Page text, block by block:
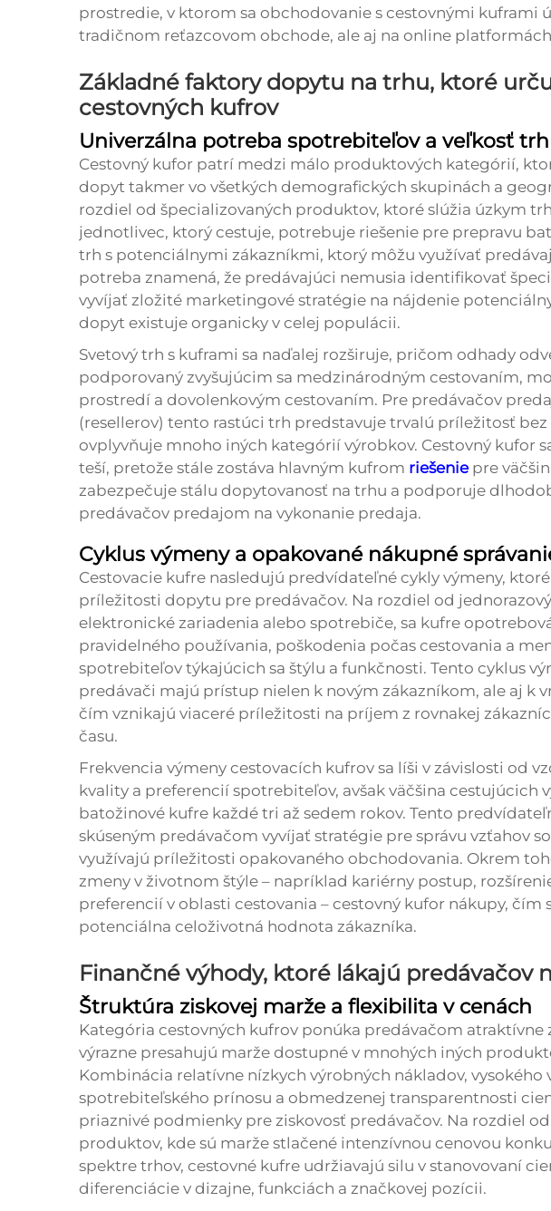
prostredie, v ktorom sa obchodovanie s cestovnými kuframi
tradičnom reťazcovom obchode, ale aj na online
Základné faktory dopytu na trhu, ktoré
cestovných kufrov
Univerzálna potreba spotrebiteľov a veľkosť
Cestovný kufor patrí medzi málo produktových kategórií,
dopyt takmer vo všetkých demografických skupinách a
rozdiel od špecializovaných produktov, ktoré slúžia úzkym
jednotlivec, ktorý cestuje, potrebuje riešenie pre prepravu
trh s potenciálnymi zákazníkmi, ktorý môžu využívať
potreba znamená, že predávajúci nemusia identifikovať
vyvíjať zložité marketingové stratégie na nájdenie
dopyt existuje organicky v celej populácii.
Svetový trh s kuframi sa naďalej rozširuje, pričom odhady
podporovaný zvyšujúcim sa medzinárodným cestovaním,
prostredí a dovolenkovým cestovaním. Pre predávačov
(resellerov) tento rastúci trh predstavuje trvalú príležitosť
ovplyvňuje mnoho iných kategórií výrobkov. Cestovný kufor
teší, pretože stále zostáva hlavným kufrom riešenie pre
zabezpečuje stálu dopytovanosť na trhu a podporuje
predávačov predajom na vykonanie predaja.
Cyklus výmeny a opakované nákupné
Cestovacie kufre nasledujú predvídateľné cykly výmeny,
príležitosti dopytu pre predávačov. Na rozdiel od
elektronické zariadenia alebo spotrebiče, sa kufre
pravidelného používania, poškodenia počas cestovania a
spotrebiteľov týkajúcich sa štýlu a funkčnosti. Tento cyklus
predávači majú prístup nielen k novým zákazníkom, ale aj k
čím vznikajú viaceré príležitosti na príjem z rovnakej
času.
Frekvencia výmeny cestovacích kufrov sa líši v závislosti od
kvality a preferencií spotrebiteľov, avšak väčšina cestujúcich
batožinové kufre každé tri až sedem rokov. Tento
skúseným predávačom vyvíjať stratégie pre správu vzťahov
využívajú príležitosti opakovaného obchodovania. Okrem
zmeny v životnom štýle – napríklad kariérny postup,
preferencií v oblasti cestovania – cestovný kufor nákupy, čím
potenciálna celoživotná hodnota zákazníka.
Finančné výhody, ktoré lákajú predávačov
Štruktúra ziskovej marže a flexibilita v cenách
Kategória cestovných kufrov ponúka predávačom atraktívne
výrazne presahujú marže dostupné v mnohých iných
Kombinácia relatívne nízkych výrobných nákladov, vysokého
spotrebiteľského prínosu a obmedzenej transparentnosti
priaznivé podmienky pre ziskovosť predávačov. Na rozdiel
produktov, kde sú marže stlačené intenzívnou cenovou
spektre trhov, cestovné kufre udržiavajú silu v stanovovaní
diferenciácie v dizajne, funkciách a značkovej pozícii.